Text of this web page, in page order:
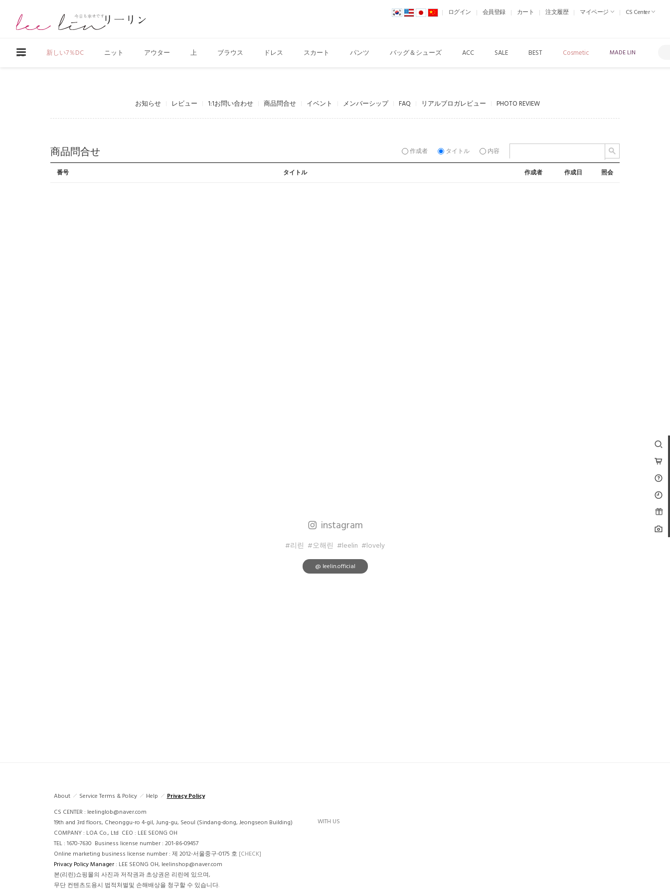
ログイン 会員登録 カート 注文履歴 マイページ CS Center
新しい7％DC ニット アウター 上 ブラウス ドレス スカート パンツ バッグ＆シューズ ACC SALE BEST Cosmetic MADE LIN
お知らせ レビュー 1:1お問い合わせ 商品問合せ イベント メンバーシップ FAQ リアルブロガレビュー PHOTO REVIEW
商品問合せ 作成者 タイトル 内容
番号 タイトル 作成者 作成日 照会
instagram
#리린 #오해린 #leelin #lovely
@ leelin.official
About Service Terms & Policy Help
Privacy Policy
CS CENTER : leelinglob@naver.com
19th and 3rd floors, Cheonggu-ro 4-gil, Jung-gu, Seoul (Sindang-dong, Jeongseon Building)
COMPANY : LOA Co., Ltd CEO : LEE SEONG OH
TEL : 1670-7630 Business license number : 201-86-09457
Online marketing business license number : 제 2012-서울중구-0175 호 [CHECK]
Privacy Policy Manager: LEE SEONG OH, leelinshop@naver.com
본(리린)쇼핑몰의 사진과 저작권과 초상권은 리린에 있으며,
무단 컨텐츠도용시 법적처벌및 손해배상을 청구할 수 있습니다.
WITH US